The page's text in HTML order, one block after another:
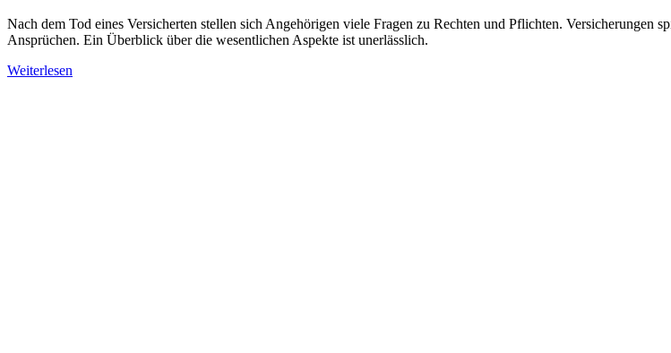
Nach dem Tod eines Versicherten stellen sich Angehörigen viele Fragen zu Rechten und Pflichten. Versicherungen
Ansprüchen. Ein Überblick über die wesentlichen Aspekte ist unerlässlich.
Weiterlesen